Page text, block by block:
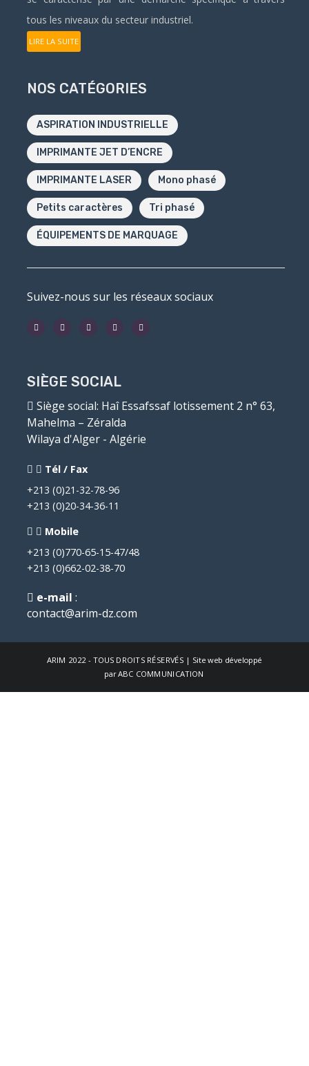
tous les niveaux du secteur industriel.
LIRE LA SUITE
NOS CATÉGORIES
ASPIRATION INDUSTRIELLE
IMPRIMANTE JET D’ENCRE
IMPRIMANTE LASER Mono phasé
Petits caractères Tri phasé
ÉQUIPEMENTS DE MARQUAGE
Suivez-nous sur les réseaux sociaux
SIÈGE SOCIAL
Siège social: Haî Essafssaf lotissement 2 n° 63,
Mahelma – Zéralda
Wilaya d'Alger - Algérie
Tél / Fax
+213 (0)21-32-78-96
+213 (0)20-34-36-11
Mobile
+213 (0)770-65-15-47/48
+213 (0)662-02-38-70
e-mail:
contact@arim-dz.com
ARIM 2022 - TOUS DROITS RÉSERVÉS | Site web développé
par ABC COMMUNICATION